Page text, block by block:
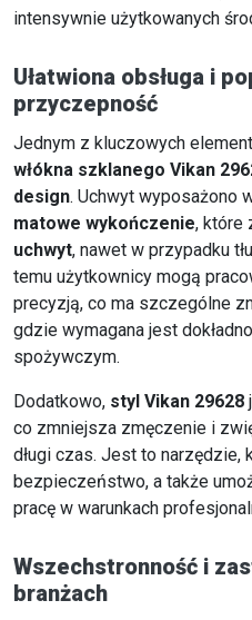
intensywnie użytkowanych
Ułatwiona obsługa i
przyczepność
Jednym z kluczowych
włókna szklanego Vikan
design. Uchwyt wyposażono
matowe wykończenie, które
uchwyt, nawet w przypadku
temu użytkownicy mogą
precyzją, co ma szczególne
gdzie wymagana jest
spożywczym.
Dodatkowo, styl Vikan 29628
co zmniejsza zmęczenie i
długi czas. Jest to narzędzie,
bezpieczeństwo, a także
pracę w warunkach
Wszechstronność i
branżach